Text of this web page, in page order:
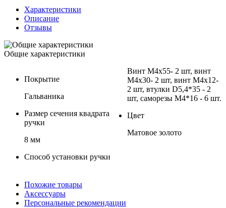
Характеристики
Описание
Отзывы
Общие характеристики
Покрытие
Гальваника
Размер сечения квадрата
ручки
8 мм
Способ установки ручки
Винт М4х55- 2 шт, винт
М4х30- 2 шт, винт М4х12-
2 шт, втулки D5,4*35 - 2
шт, саморезы М4*16 - 6 шт.
Цвет
Матовое золото
Похожие товары
Аксессуары
Персональные рекомендации